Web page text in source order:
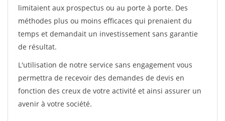
limitaient aux prospectus ou au porte à porte. Des
méthodes plus ou moins efficaces qui prenaient du
temps et demandait un investissement sans garantie
de résultat.
L'utilisation de notre service sans engagement vous
permettra de recevoir des demandes de devis en
fonction des creux de votre activité et ainsi assurer un
avenir à votre société.